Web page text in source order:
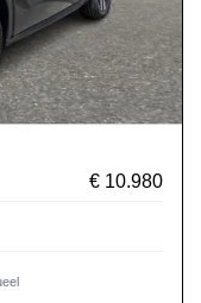
€ 10.980